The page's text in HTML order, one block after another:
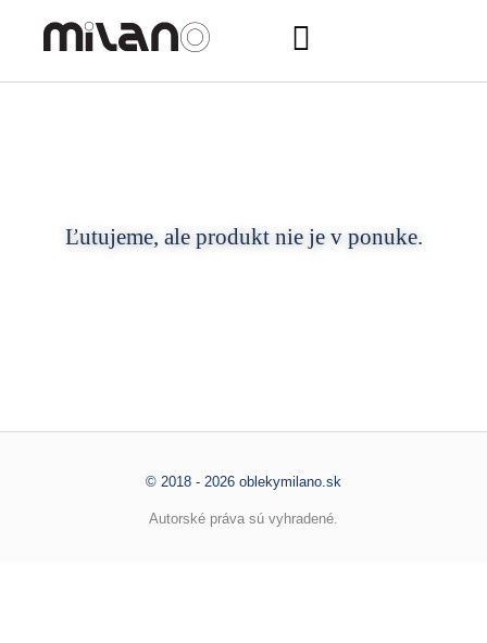
Ľutujeme, ale produkt nie je v ponuke.
© 2018 - 2026 oblekymilano.sk
Autorské práva sú vyhradené.